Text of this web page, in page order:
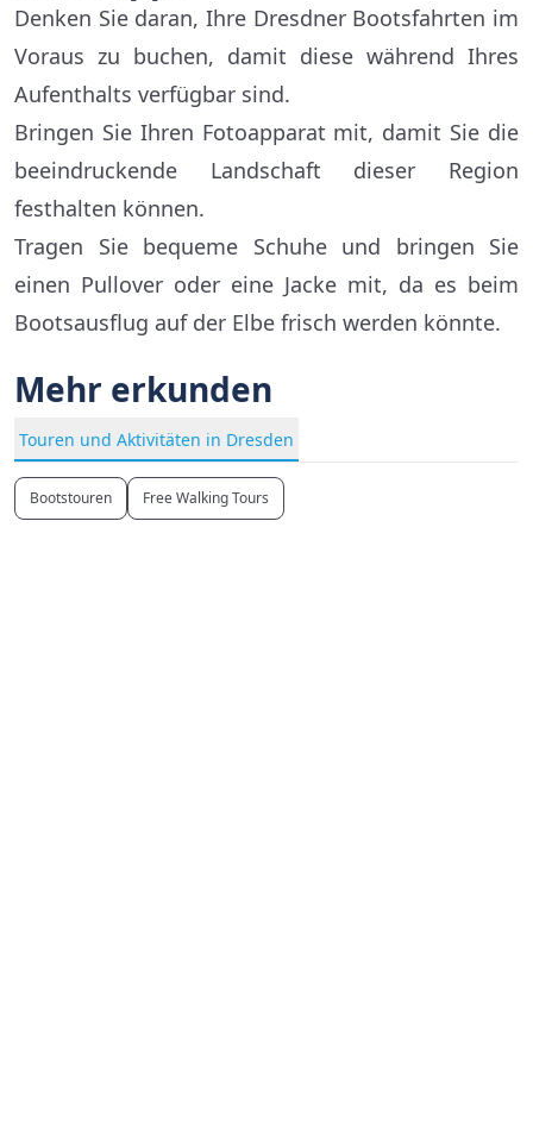
Denken Sie daran, Ihre Dresdner Bootsfahrten im
Voraus zu buchen, damit diese während Ihres
Aufenthalts verfügbar sind.
Bringen Sie Ihren Fotoapparat mit, damit Sie die
beeindruckende Landschaft dieser Region
festhalten können.
Tragen Sie bequeme Schuhe und bringen Sie
einen Pullover oder eine Jacke mit, da es beim
Bootsausflug auf der Elbe frisch werden könnte.
Mehr erkunden
Touren und Aktivitäten in Dresden
Bootstouren Free Walking Tours